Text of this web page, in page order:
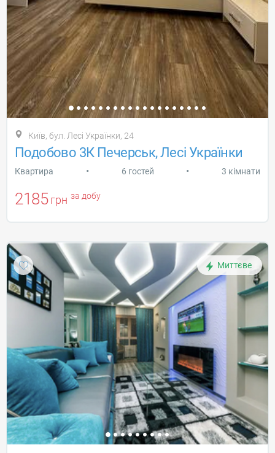
Київ, бул. Лесі Українки, 24
Подобово 3К Печерськ, Лесі Українки
Квартира • 6 гостей • 3 кімнати
2185 грн за добу
Миттєве